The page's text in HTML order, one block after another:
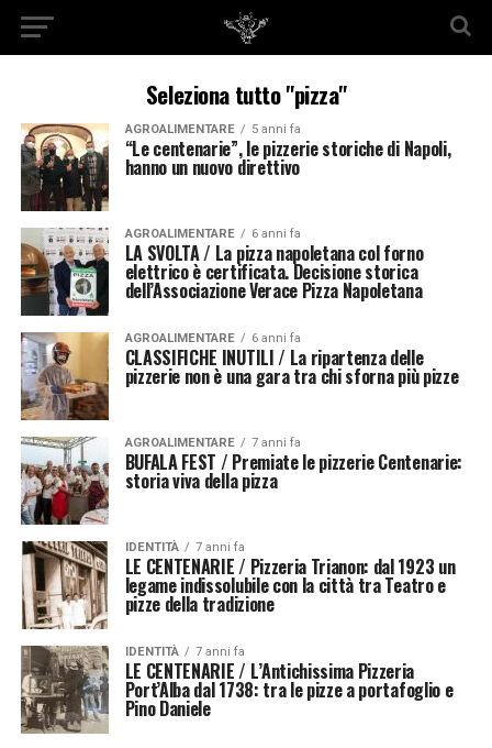
Seleziona tutto "pizza"
AGROALIMENTARE 5 anni fa
“Le centenarie”, le pizzerie storiche di Napoli,
hanno un nuovo direttivo
AGROALIMENTARE 6 anni fa
LA SVOLTA / La pizza napoletana col forno
elettrico è certificata. Decisione storica
dell’Associazione Verace Pizza Napoletana
AGROALIMENTARE 6 anni fa
CLASSIFICHE INUTILI / La ripartenza delle
pizzerie non è una gara tra chi sforna più pizze
AGROALIMENTARE 7 anni fa
BUFALA FEST / Premiate le pizzerie Centenarie:
storia viva della pizza
IDENTITÀ 7 anni fa
LE CENTENARIE / Pizzeria Trianon: dal 1923 un
legame indissolubile con la città tra Teatro e
pizze della tradizione
IDENTITÀ 7 anni fa
LE CENTENARIE / L’Antichissima Pizzeria
Port’Alba dal 1738: tra le pizze a portafoglio e
Pino Daniele